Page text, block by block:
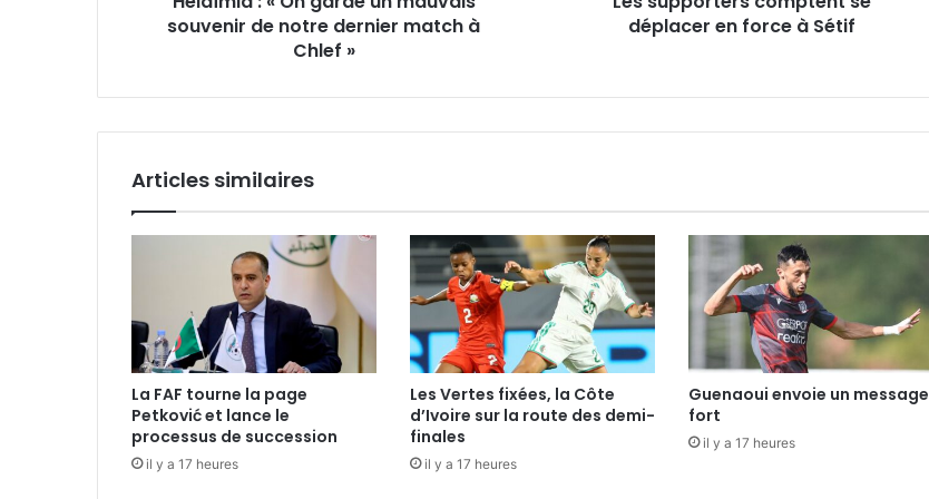
souvenir de notre dernier match à
Chlef »
déplacer en force à Sétif
Articles similaires
La FAF tourne la page
Petković et lance le
processus de succession
il y a 17 heures
Les Vertes fixées, la Côte
d’Ivoire sur la route des demi-
finales
il y a 17 heures
Guenaoui envoie un message
fort
il y a 17 heures